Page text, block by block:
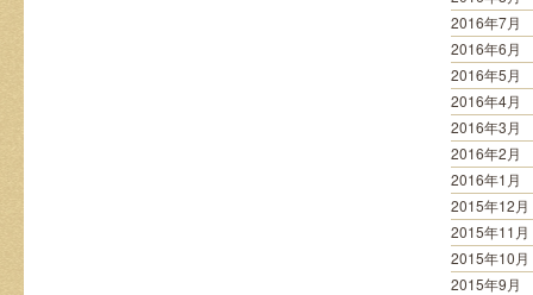
2016年7月
2016年6月
2016年5月
2016年4月
2016年3月
2016年2月
2016年1月
2015年12月
2015年11月
2015年10月
2015年9月